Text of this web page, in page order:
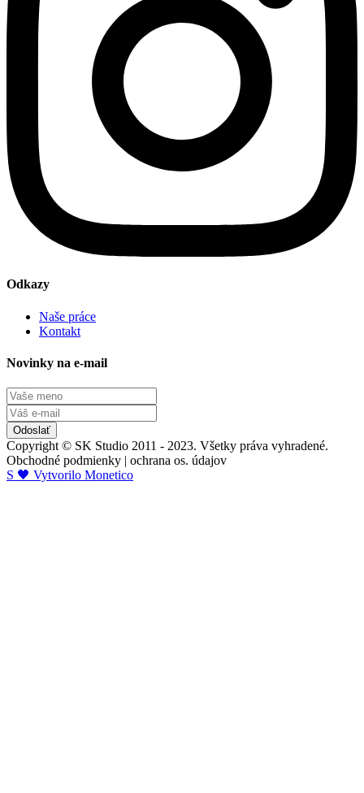
Odkazy
Naše práce
Kontakt
Novinky na e-mail
Odoslať
Copyright © SK Studio 2011 - 2023. Všetky práva vyhradené.
Obchodné podmienky | ochrana os. údajov
S 🖤 Vytvorilo Monetico